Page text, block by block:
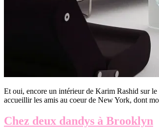
Et oui, encore un intérieur de Karim Rashid sur
accueillir les amis au coeur de New York, dont
Chez deux dandys à Brooklyn